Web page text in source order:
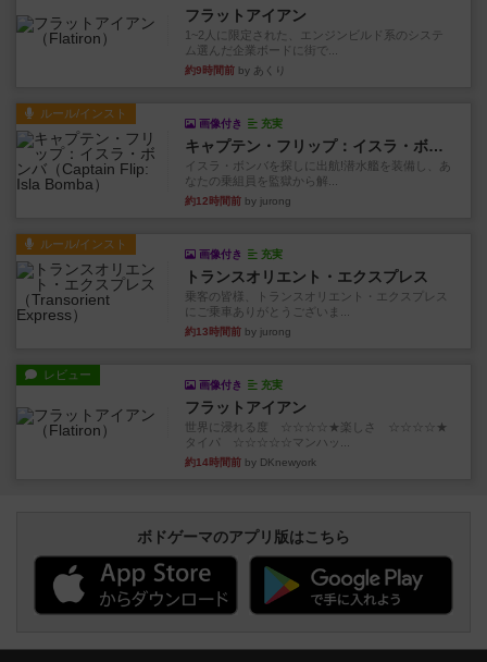
フラットアイアン
1~2人に限定された、エンジンビルド系のシステ
ム選んだ企業ボードに街で...
約9時間前 by あくり
ルール/インスト
画像付き 充実
キャプテン・フリップ：イスラ・ボンバ
イスラ・ボンバを探しに出航!潜水艦を装備し、あ
なたの乗組員を監獄から解...
約12時間前 by jurong
ルール/インスト
画像付き 充実
トランスオリエント・エクスプレス
乗客の皆様、トランスオリエント・エクスプレス
にご乗車ありがとうございま...
約13時間前 by jurong
レビュー
画像付き 充実
フラットアイアン
世界に浸れる度 ☆☆☆☆★楽しさ ☆☆☆☆★
タイパ ☆☆☆☆☆マンハッ...
約14時間前 by DKnewyork
ボドゲーマのアプリ版はこちら